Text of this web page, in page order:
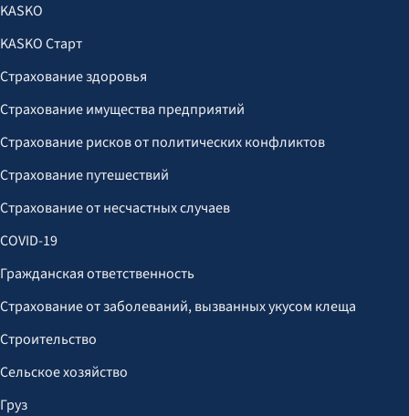
KASKO
KASKO Старт
Страхование здоровья
Страхование имущества предприятий
Страхование рисков от политических конфликтов
Страхование путешествий
Страхование от несчастных случаев
COVID-19
Гражданская ответственность
Страхование от заболеваний, вызванных укусом клеща
Строительство
Сельское хозяйство
Груз